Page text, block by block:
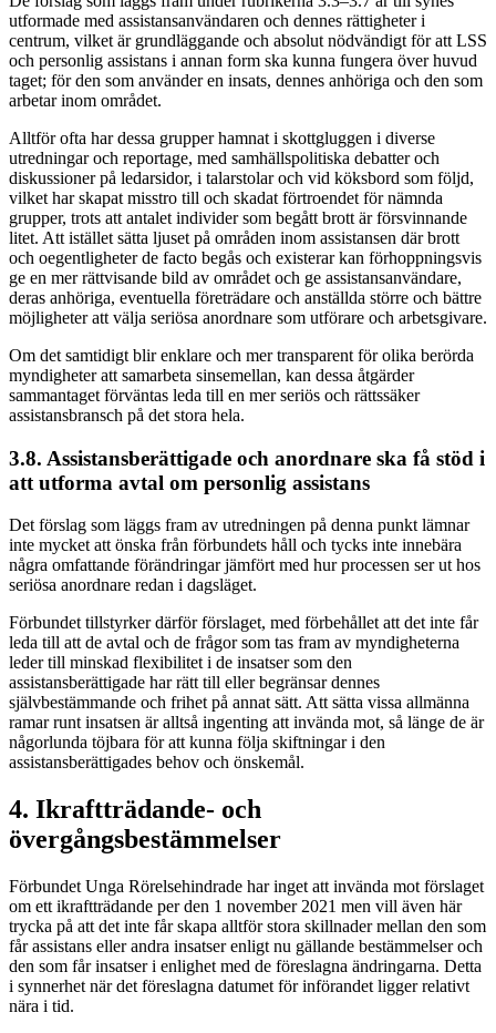
utformade med assistansanvändaren och dennes rättigheter i
centrum, vilket är grundläggande och absolut nödvändigt för att LSS
och personlig assistans i annan form ska kunna fungera över huvud
taget; för den som använder en insats, dennes anhöriga och den som
arbetar inom området.
Alltför ofta har dessa grupper hamnat i skottgluggen i diverse
utredningar och reportage, med samhällspolitiska debatter och
diskussioner på ledarsidor, i talarstolar och vid köksbord som följd,
vilket har skapat misstro till och skadat förtroendet för nämnda
grupper, trots att antalet individer som begått brott är försvinnande
litet. Att istället sätta ljuset på områden inom assistansen där brott
och oegentligheter de facto begås och existerar kan förhoppningsvis
ge en mer rättvisande bild av området och ge assistansanvändare,
deras anhöriga, eventuella företrädare och anställda större och bättre
möjligheter att välja seriösa anordnare som utförare och arbetsgivare.
Om det samtidigt blir enklare och mer transparent för olika berörda
myndigheter att samarbeta sinsemellan, kan dessa åtgärder
sammantaget förväntas leda till en mer seriös och rättssäker
assistansbransch på det stora hela.
3.8. Assistansberättigade och anordnare ska få stöd i
att utforma avtal om personlig assistans
Det förslag som läggs fram av utredningen på denna punkt lämnar
inte mycket att önska från förbundets håll och tycks inte innebära
några omfattande förändringar jämfört med hur processen ser ut hos
seriösa anordnare redan i dagsläget.
Förbundet tillstyrker därför förslaget, med förbehållet att det inte får
leda till att de avtal och de frågor som tas fram av myndigheterna
leder till minskad flexibilitet i de insatser som den
assistansberättigade har rätt till eller begränsar dennes
självbestämmande och frihet på annat sätt. Att sätta vissa allmänna
ramar runt insatsen är alltså ingenting att invända mot, så länge de är
någorlunda töjbara för att kunna följa skiftningar i den
assistansberättigades behov och önskemål.
4. Ikraftträdande- och
övergångsbestämmelser
Förbundet Unga Rörelsehindrade har inget att invända mot förslaget
om ett ikraftträdande per den 1 november 2021 men vill även här
trycka på att det inte får skapa alltför stora skillnader mellan den som
får assistans eller andra insatser enligt nu gällande bestämmelser och
den som får insatser i enlighet med de föreslagna ändringarna. Detta
i synnerhet när det föreslagna datumet för införandet ligger relativt
nära i tid.